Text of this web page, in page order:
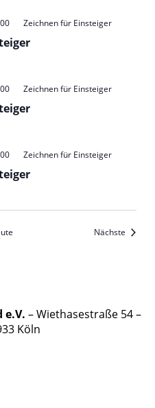
Zeichnen für Einsteiger
Zeichnen für Einsteiger
Zeichnen für Einsteiger
Nächste
e.V. – Wiethasestraße 54 –
Köln